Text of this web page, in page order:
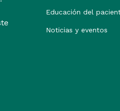
Educación del
Noticias y eventos